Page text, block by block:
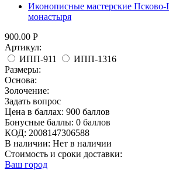
Иконописные мастерские Псково-
монастыря
900.00 Р
Артикул:
ИПП-911
ИПП-1316
Размеры:
Основа:
Золочение:
Задать вопрос
Цена в баллах: 900 баллов
Бонусные баллы: 0 баллов
КОД: 2008147306588
В наличии: Нет в наличии
Стоимость и сроки доставки:
Ваш город